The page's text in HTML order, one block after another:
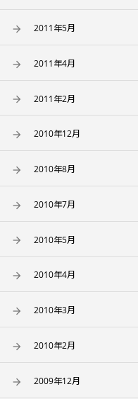
2011年5月
2011年4月
2011年2月
2010年12月
2010年8月
2010年7月
2010年5月
2010年4月
2010年3月
2010年2月
2009年12月